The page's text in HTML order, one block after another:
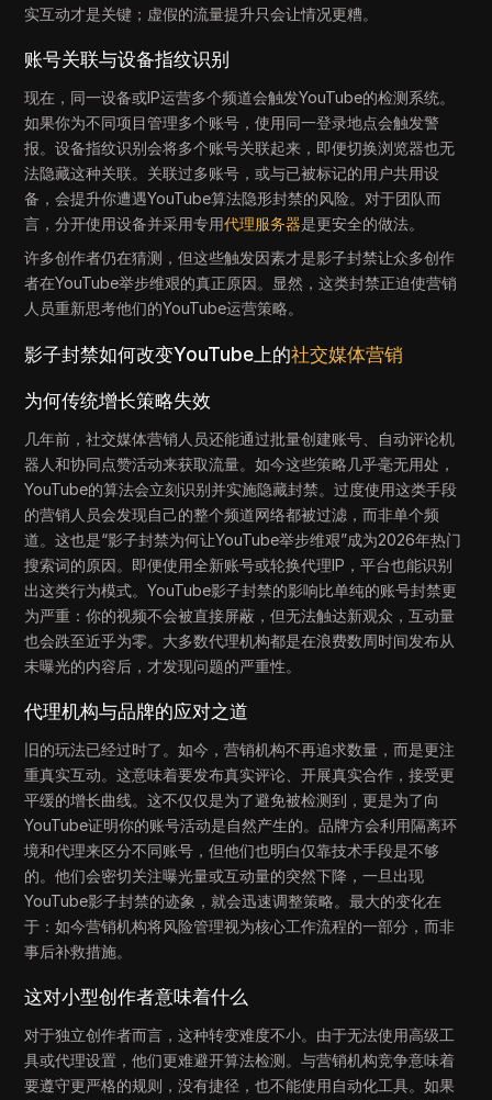
实互动才是关键；虚假的流量提升只会让情况更糟。
账号关联与设备指纹识别
现在，同一设备或IP运营多个频道会触发YouTube的检测系统。
如果你为不同项目管理多个账号，使用同一登录地点会触发警
报。设备指纹识别会将多个账号关联起来，即便切换浏览器也无
法隐藏这种关联。关联过多账号，或与已被标记的用户共用设
备，会提升你遭遇YouTube算法隐形封禁的风险。对于团队而
言，分开使用设备并采用专用代理服务器是更安全的做法。
许多创作者仍在猜测，但这些触发因素才是影子封禁让众多创作
者在YouTube举步维艰的真正原因。显然，这类封禁正迫使营销
人员重新思考他们的YouTube运营策略。
影子封禁如何改变YouTube上的社交媒体营销
为何传统增长策略失效
几年前，社交媒体营销人员还能通过批量创建账号、自动评论机
器人和协同点赞活动来获取流量。如今这些策略几乎毫无用处，
YouTube的算法会立刻识别并实施隐藏封禁。过度使用这类手段
的营销人员会发现自己的整个频道网络都被过滤，而非单个频
道。这也是“影子封禁为何让YouTube举步维艰”成为2026年热门
搜索词的原因。即便使用全新账号或轮换代理IP，平台也能识别
出这类行为模式。YouTube影子封禁的影响比单纯的账号封禁更
为严重：你的视频不会被直接屏蔽，但无法触达新观众，互动量
也会跌至近乎为零。大多数代理机构都是在浪费数周时间发布从
未曝光的内容后，才发现问题的严重性。
代理机构与品牌的应对之道
旧的玩法已经过时了。如今，营销机构不再追求数量，而是更注
重真实互动。这意味着要发布真实评论、开展真实合作，接受更
平缓的增长曲线。这不仅仅是为了避免被检测到，更是为了向
YouTube证明你的账号活动是自然产生的。品牌方会利用隔离环
境和代理来区分不同账号，但他们也明白仅靠技术手段是不够
的。他们会密切关注曝光量或互动量的突然下降，一旦出现
YouTube影子封禁的迹象，就会迅速调整策略。最大的变化在
于：如今营销机构将风险管理视为核心工作流程的一部分，而非
事后补救措施。
这对小型创作者意味着什么
对于独立创作者而言，这种转变难度不小。由于无法使用高级工
具或代理设置，他们更难避开算法检测。与营销机构竞争意味着
要遵守更严格的规则，没有捷径，也不能使用自动化工具。如果